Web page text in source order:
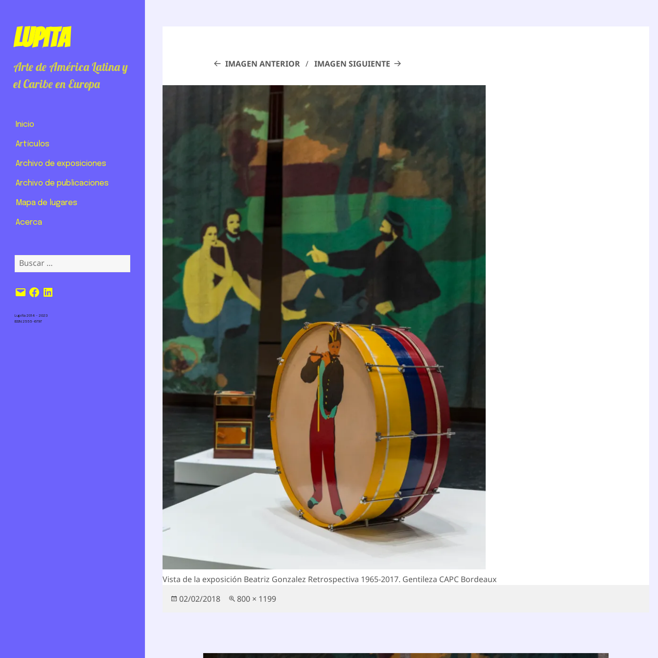
Lupita
Arte de América Latina y
el Caribe en Europa
Inicio
Artículos
Archivo de exposiciones
Archivo de publicaciones
Mapa de lugares
Acerca
Buscar:
Correo
electrónico
Facebook
LinkedIn
Lupita 2014 – 2023
ISSN 2555-6797
IMAGEN ANTERIOR IMAGEN SIGUIENTE
Vista de la exposición Beatriz Gonzalez Retrospectiva 1965-2017. Gentileza CAPC Bordeaux
Publicado
02/02/2018
Tamaño
800 × 1199